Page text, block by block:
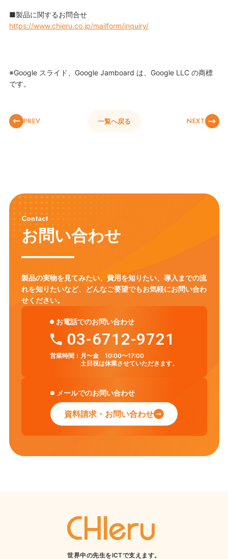
■製品に関するお問合せ
https://www.chieru.co.jp/mailform/inquiry/
※Google スライド、Google Jamboard は、Google LLC の商標
です。
PREV 一覧へ戻る NEXT
Contact
お問い合わせ
製品の実物を見てみたい、費用を知りたい、導入までの流
れを知りたいなど、
どんなご要望でもお気軽にお問い合わ
せください。
お電話でのお問い合わせ
03-6712-9721
営業時間： 月〜金 10:00〜17:00
土日祝は休業させていただきます。
メールでのお問い合わせ
資料請求・お問い合わせ
世界中の先生をICTで支えます。